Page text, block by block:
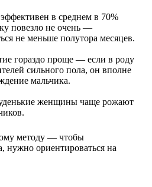
в среднем в 70%
повезло не очень —
не меньше полутора месяцев.
гораздо проще — если в роду
сильного пола, он вполне
мальчика.
женщины чаще рожают
методу — чтобы
нужно ориентироваться на